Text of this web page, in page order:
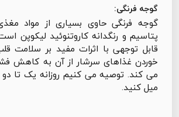
گوجه فرنگی:
گوجه فرنگی حاوی بسیاری از مواد
پتاسیم و رنگدانه کاروتنوئید لیکوپن
قابل توجهی با اثرات مفید بر سلامت
خوردن غذاهای سرشار از آن به کاهش
می کند. توصیه می کنیم روزانه یک تا
میل کنید.